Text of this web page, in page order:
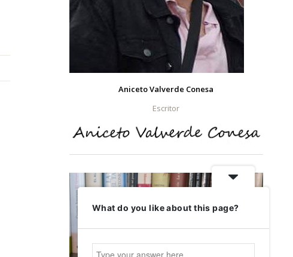
Aniceto Valverde Conesa
Escritor
What do you like about this page?